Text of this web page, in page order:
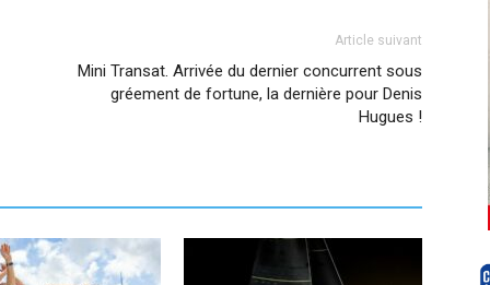
Article suivant
Mini Transat. Arrivée du dernier concurrent sous
gréement de fortune, la dernière pour Denis
Hugues !